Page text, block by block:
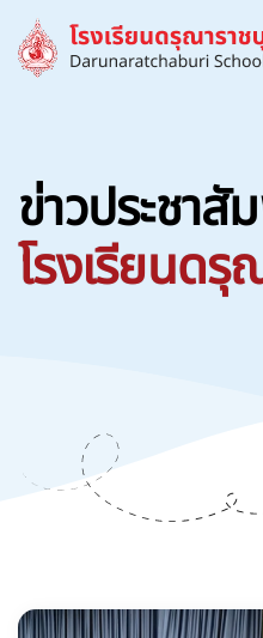
Skip to main content
ข่าวประชา
โรงเรียนดรุ